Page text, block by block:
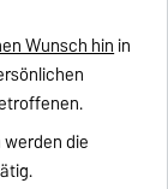
Wunsch hinin
die